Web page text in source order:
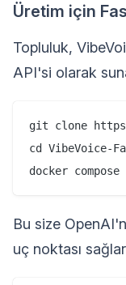
Üretim için
Topluluk,
API'si olarak
git clone
cd VibeVoice-
Bu size
uç noktası